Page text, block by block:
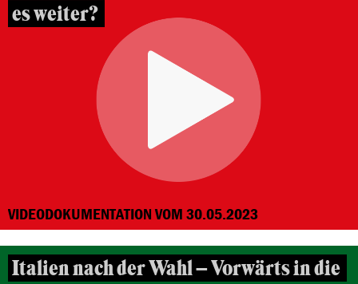
es weiter?
VIDEODOKUMENTATION VOM 30.05.2023
Italien nach der Wahl – Vorwärts in die